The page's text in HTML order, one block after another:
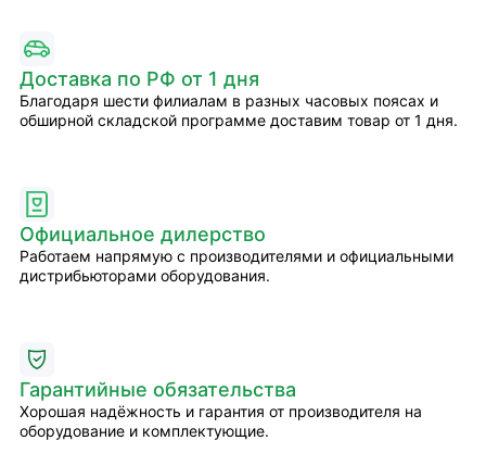
Доставка по РФ от 1 дня
Благодаря шести филиалам в разных часовых поясах и
обширной складской программе доставим товар от 1 дня.
Официальное дилерство
Работаем напрямую с производителями и официальными
дистрибьюторами оборудования.
Гарантийные обязательства
Хорошая надёжность и гарантия от производителя на
оборудование и комплектующие.